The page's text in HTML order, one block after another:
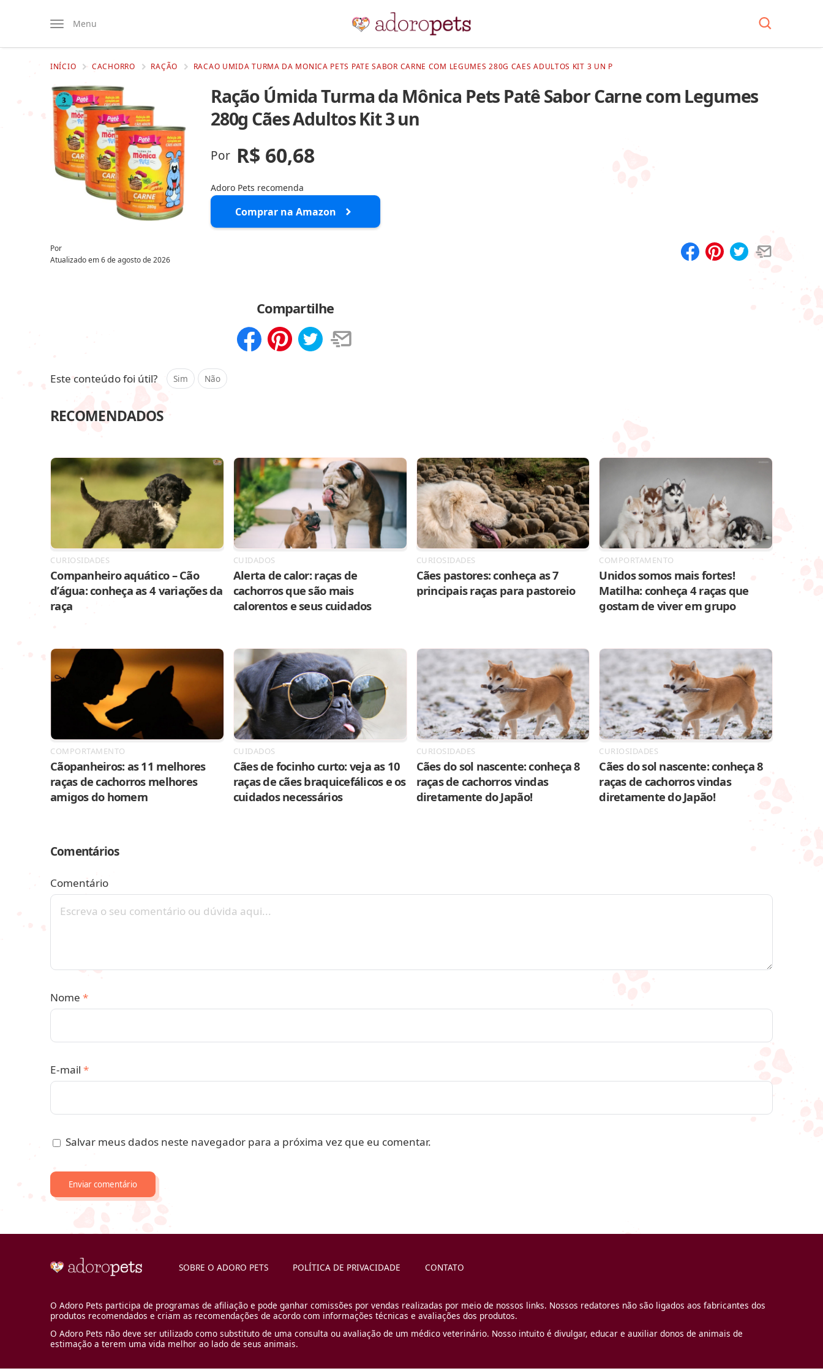
Menu
INÍCIO CACHORRO RAÇÃO RACAO UMIDA TURMA DA MONICA PETS PATE SABOR CARNE COM LEGUMES 280G CAES ADULTOS KIT 3 UN P
Ração Úmida Turma da Mônica Pets Patê Sabor Carne com Legumes
280g Cães Adultos Kit 3 un
Por R$ 60,68
Adoro Pets recomenda
Comprar na Amazon
Por
Atualizado em6 de agosto de 2026
Compartilhe
Este conteúdo foi útil? Sim Não
RECOMENDADOS
CURIOSIDADES
Companheiro aquático – Cão
d’água: conheça as 4 variações da
raça
CUIDADOS
Alerta de calor: raças de
cachorros que são mais
calorentos e seus cuidados
CURIOSIDADES
Cães pastores: conheça as 7
principais raças para pastoreio
COMPORTAMENTO
Unidos somos mais fortes!
Matilha: conheça 4 raças que
gostam de viver em grupo
COMPORTAMENTO
Cãopanheiros: as 11 melhores
raças de cachorros melhores
amigos do homem
CUIDADOS
Cães de focinho curto: veja as 10
raças de cães braquicefálicos e os
cuidados necessários
CURIOSIDADES
Cães do sol nascente: conheça 8
raças de cachorros vindas
diretamente do Japão!
CURIOSIDADES
Cães do sol nascente: conheça 8
raças de cachorros vindas
diretamente do Japão!
Comentários
Comentário
Nome *
E-mail *
Salvar meus dados neste navegador para a próxima vez que eu comentar.
SOBRE O ADORO PETS POLÍTICA DE PRIVACIDADE CONTATO
O Adoro Pets participa de programas de afiliação e pode ganhar comissões por vendas realizadas por meio de nossos links. Nossos redatores não são ligados aos fabricantes dos
produtos recomendados e criam as recomendações de acordo com informações técnicas e avaliações dos produtos.
O Adoro Pets não deve ser utilizado como substituto de uma consulta ou avaliação de um médico veterinário. Nosso intuito é divulgar, educar e auxiliar donos de animais de
estimação a terem uma vida melhor ao lado de seus animais.